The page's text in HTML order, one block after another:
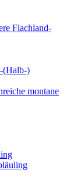
Flachland-
(Halb-)
montane